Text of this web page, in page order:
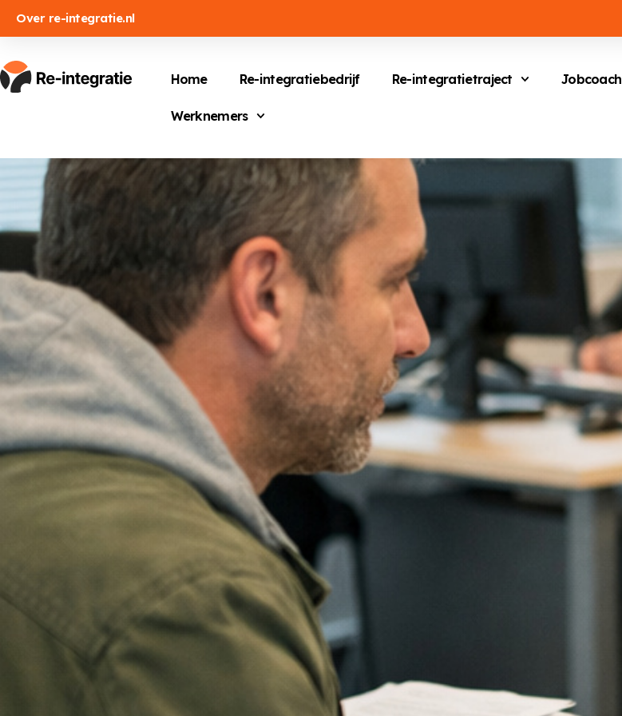
Over re-integratie.nl
Home Re-integratiebedrijf Re-integratietraject Jobcoach
Werknemers